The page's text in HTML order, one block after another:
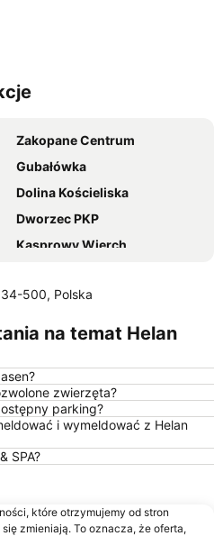
Zakopane Centrum
Gubałówka
Dolina Kościeliska
Dworzec PKP
Kasprowy Wierch
Dolina Chochołowska
Bania Ski & Fun
Terma Bukowina Tatrzańska
Homole – Jaworki
Dolina Pięciu Stawów Polskich
Jasná Nízke Tatry – Chopok
Kotelnica Białczańska
Muzeum Walki i Męczeństwa - Palace
500, Polska
na temat Helan
zwierzęta?
parking?
i wymeldować z Helan
SPA?
które otrzymujemy od stron
zmieniają. To oznacza, że oferta,